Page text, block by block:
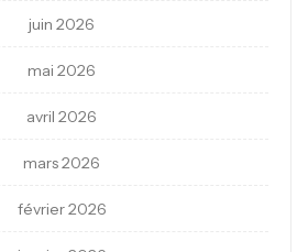
juin 2026
mai 2026
avril 2026
mars 2026
février 2026